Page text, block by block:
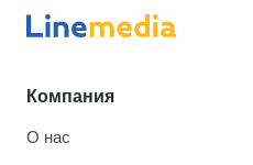
Компания
О нас